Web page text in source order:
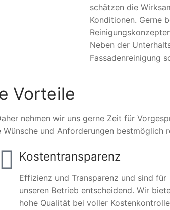
schätzen die
Konditionen. Gerne
Neben der
Fassadenreinigung
Vorteile
nehmen wir uns gerne Zeit für
und Anforderungen bestmöglich
Kostentransparenz
Effizienz und Transparenz und sind für
unseren Betrieb entscheidend. Wir
hohe Qualität bei voller